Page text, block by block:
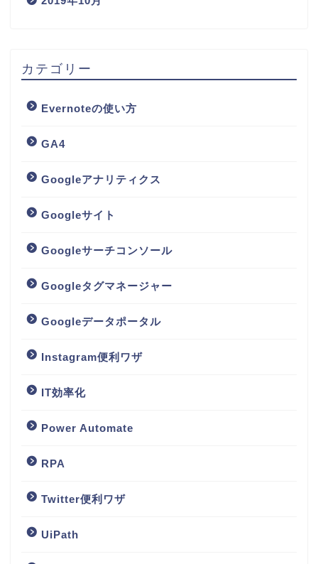
カテゴリー
Evernoteの使い方
GA4
Googleアナリティクス
Googleサイト
Googleサーチコンソール
Googleタグマネージャー
Googleデータポータル
Instagram便利ワザ
IT効率化
Power Automate
RPA
Twitter便利ワザ
UiPath